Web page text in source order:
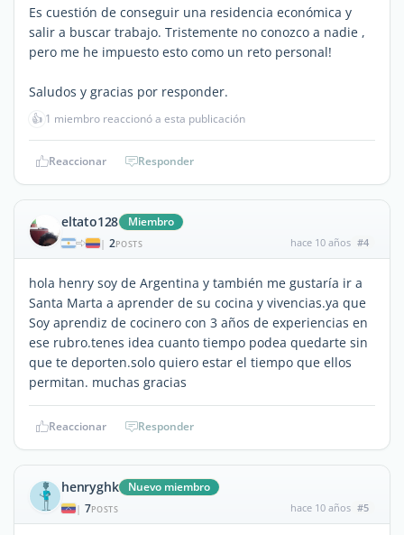
Es cuestión de conseguir una residencia económica y
salir a buscar trabajo. Tristemente no conozco a nadie ,
pero me he impuesto esto como un reto personal!
Saludos y gracias por responder.
👍 1 miembro reaccionó a esta publicación
Reaccionar Responder
eltato128 Miembro
| 2POSTS hace 10 años #4
hola henry soy de Argentina y también me gustaría ir a
Santa Marta a aprender de su cocina y vivencias.ya que
Soy aprendiz de cocinero con 3 años de experiencias en
ese rubro.tenes idea cuanto tiempo podea quedarte sin
que te deporten.solo quiero estar el tiempo que ellos
permitan. muchas gracias
Reaccionar Responder
henryghk Nuevo miembro
| 7POSTS hace 10 años #5